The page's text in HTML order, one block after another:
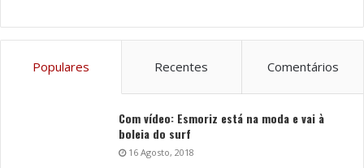
Populares Recentes Comentários
Com vídeo: Esmoriz está na moda e vai à
boleia do surf
16 Agosto, 2018